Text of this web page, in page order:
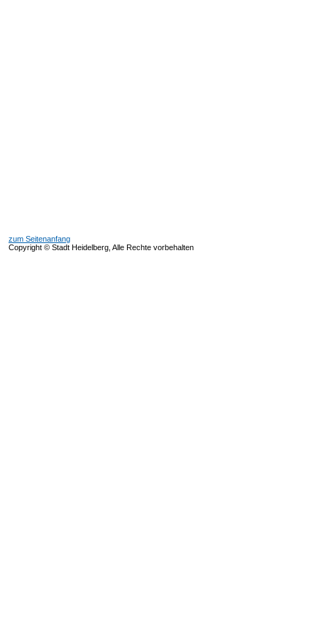
zum Seitenanfang
Copyright © Stadt Heidelberg, Alle Rechte vorbehalten